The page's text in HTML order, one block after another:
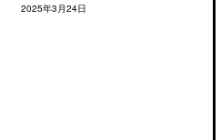
2025年3月24日